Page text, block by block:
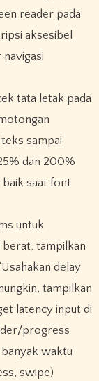
reader pada
aksesibel
tata letak pada
sampai
dan 200%
saat font
untuk
berat, tampilkan
delay
tampilkan
latency input di
progress
waktu
swipe)